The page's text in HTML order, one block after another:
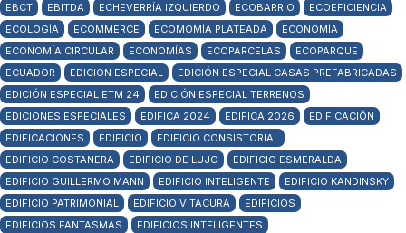
EBCT
EBITDA ECHEVERRÍA IZQUIERDO ECOBARRIO
ECOEFICIENCIA
ECOLOGÍA
ECOMMERCE ECOMOMÍA PLATEADA
ECONOMÍA
ECONOMÍA CIRCULAR
ECONOMÍAS ECOPARCELAS
ECOPARQUE
ECUADOR
EDICION ESPECIAL
EDICIÓN ESPECIAL CASAS PREFABRICADAS
EDICIÓN ESPECIAL ETM 24
EDICIÓN ESPECIAL TERRENOS
EDICIONES ESPECIALES
EDIFICA 2024 EDIFICA 2026
EDIFICACIÓN
EDIFICACIONES
EDIFICIO
EDIFICIO CONSISTORIAL
EDIFICIO COSTANERA
EDIFICIO DE LUJO
EDIFICIO ESMERALDA
EDIFICIO GUILLERMO MANN
EDIFICIO INTELIGENTE
EDIFICIO KANDINSKY
EDIFICIO PATRIMONIAL
EDIFICIO VITACURA
EDIFICIOS
EDIFICIOS FANTASMAS
EDIFICIOS INTELIGENTES